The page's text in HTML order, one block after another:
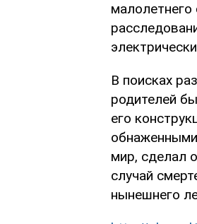
В поисках
родителей
его
мир, сделал
случай
нынешнего